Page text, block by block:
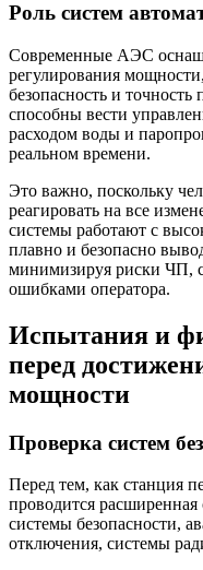
Роль систем
Современные АЭС
регулирования
безопасность и
способны вести
расходом воды и
реальном времени.
Это важно, поскольку
реагировать на все
системы работают с
плавно и безопасно
минимизируя риски ЧП,
ошибками оператора.
Испытания и
перед
мощности
Проверка систем
Перед тем, как станция
проводится
системы безопасности,
отключения, системы